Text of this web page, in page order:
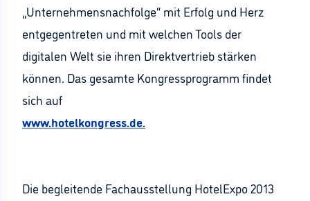
„Unternehmensnachfolge“ mit Erfolg und Herz
entgegentreten und mit welchen Tools der
digitalen Welt sie ihren Direktvertrieb stärken
können. Das gesamte Kongressprogramm findet
sich auf
www.hotelkongress.de.
Die begleitende Fachausstellung HotelExpo 2013